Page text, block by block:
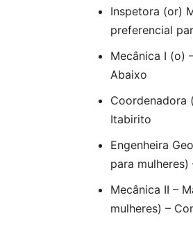
Inspetora (or)
preferencial
Mecânica I (o)
Abaixo
Coordenadora
Itabirito
Engenheira
para mulheres)
Mecânica II –
mulheres) –